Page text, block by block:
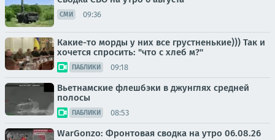
СМИ 09:36
Какие-то морды у них все грустненькие))) Так и
хочется спросить: "что с хлеб м?"
ПАБЛИКИ 09:18
Вьетнамские флешбэки в джунглях средней
полосы
ПАБЛИКИ 08:53
WarGonzo: Фронтовая сводка на утро 06.08.26